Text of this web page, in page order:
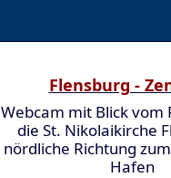
Flensburg -
Webcam mit Blick vom
die St. Nikolaikirche
nördliche Richtung
Hafen